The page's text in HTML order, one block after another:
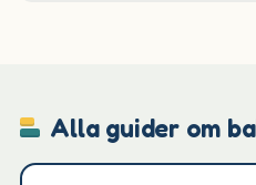
Alla guider om